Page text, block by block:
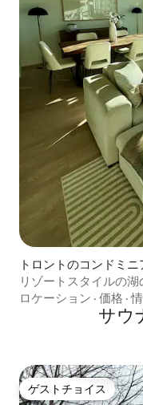
トロントのコンドミニ
リゾートスタイルの
ロケーション · 価格 ·
サウ
ゲストチョイス
ゲストチョイス